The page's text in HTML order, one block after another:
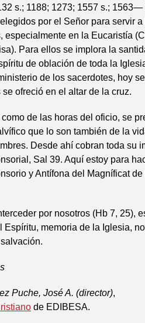
s.; 1188; 1273; 1557 s.; 1563—
por el Señor para servir
especialmente en la Eucaristía
Para ellos se implora la
de oblación de toda la
de los sacerdotes, hoy
ofreció en el altar de la cruz.
de las horas del oficio, se
que lo son también de la
Desde ahí cobran toda su
Sal 39. Aquí estoy para
y Antífona del Magníficat
por nosotros (Hb 7, 25),
Espíritu, memoria de la Iglesia,
Puche, José A. (director),
de EDIBESA.